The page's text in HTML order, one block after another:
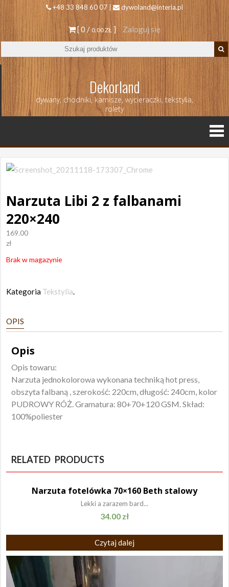
+48 33 848 60 07 | dywoland@interia.pl
[ 0 /0.00 ZŁ ] Zaloguj się
Dekorland
dywany, chodniki, karnisze, wycieraczki, tekstylia,
rolety
Narzuta Libi 2 z falbanami
220×240
169.00
zł
Brak w magazynie
Kategoria Tekstylia.
OPIS
Opis
Opis towaru:
Narzuta jednokolorowa wykonana techniką hot press,
obszyta falbaną , szerokość: 220cm, długość: 240cm, kolor
PUDROWY RÓŻ. Gramatura: 80+70+120 GSM. Skład:
100%poliester
RELATED PRODUCTS
Narzuta fotelówka 70×160 Beth stalowy
Lekki a zarazem bard...
34.00 zł
Czytaj dalej